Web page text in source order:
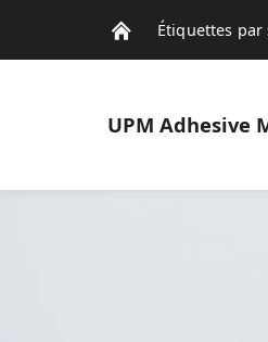
Étiquettes
UPM Adhesive